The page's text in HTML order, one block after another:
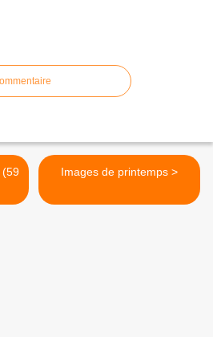
Images de printemps >